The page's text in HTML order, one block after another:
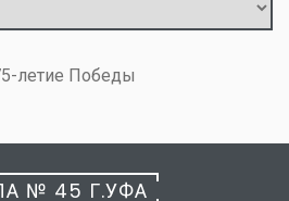
№ 45 Г.УФА